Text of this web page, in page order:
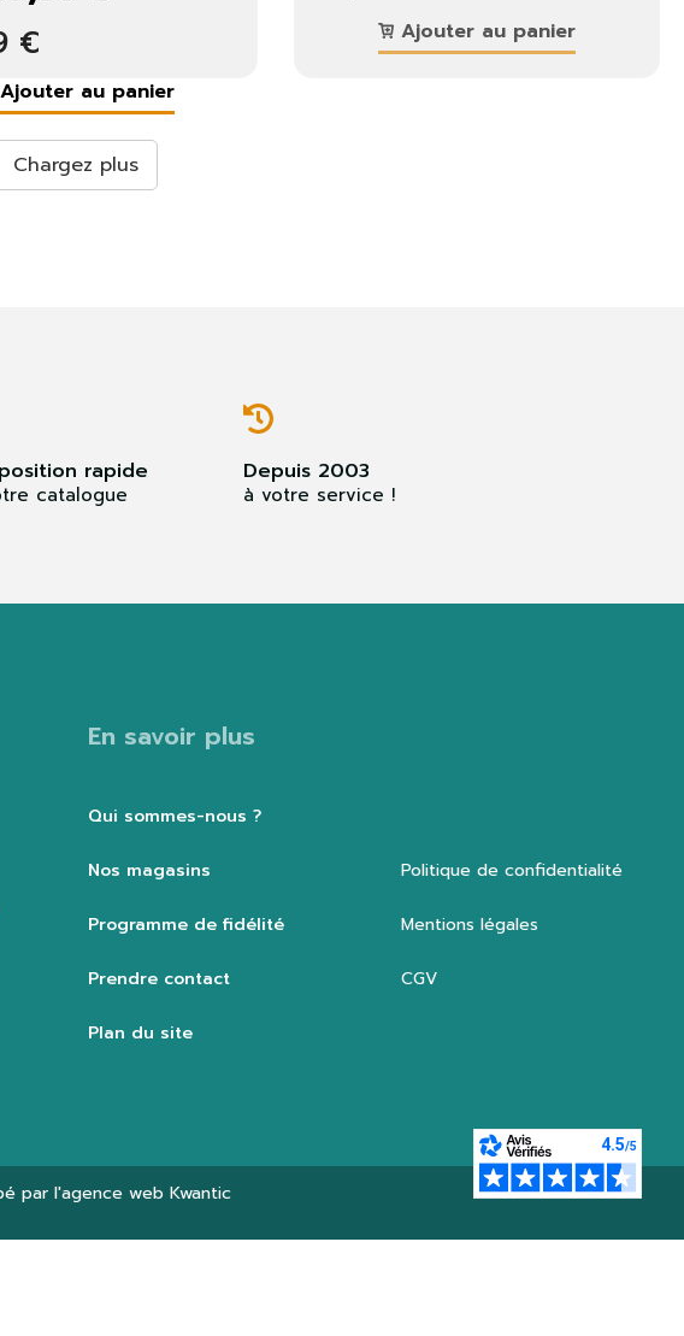
€
au panier
Ajouter au panier
Chargez plus
rapide
catalogue
Depuis 2003
à votre service !
En savoir plus
Qui sommes-nous ?
Nos magasins
Programme de fidélité
Prendre contact
Plan du site
Politique de confidentialité
Mentions légales
CGV
par l'agence web Kwantic